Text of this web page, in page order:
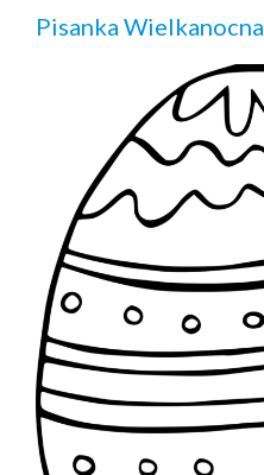
Pisanka Wielkanocna